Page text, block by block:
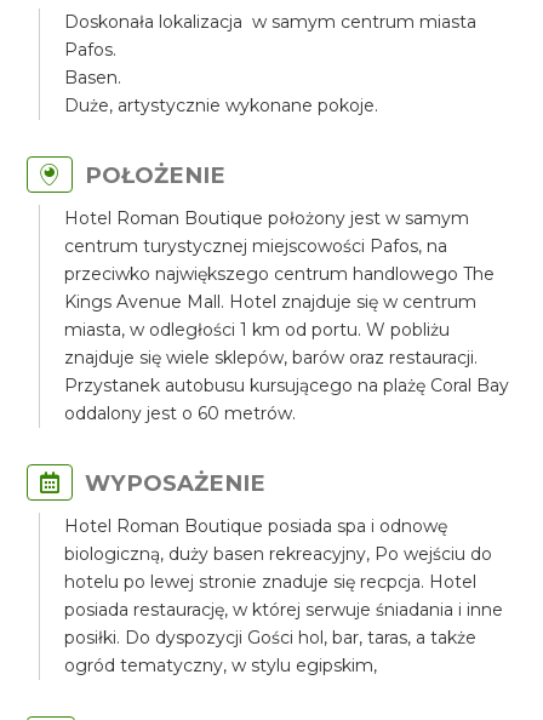
Doskonała lokalizacja w samym centrum miasta
Pafos.
Basen.
Duże, artystycznie wykonane pokoje.
POŁOŻENIE
Hotel Roman Boutique położony jest w samym
centrum turystycznej miejscowości Pafos, na
przeciwko największego centrum handlowego The
Kings Avenue Mall. Hotel znajduje się w centrum
miasta, w odległości 1 km od portu. W pobliżu
znajduje się wiele sklepów, barów oraz restauracji.
Przystanek autobusu kursującego na plażę Coral Bay
oddalony jest o 60 metrów.
WYPOSAŻENIE
Hotel Roman Boutique posiada spa i odnowę
biologiczną, duży basen rekreacyjny, Po wejściu do
hotelu po lewej stronie znaduje się recpcja. Hotel
posiada restaurację, w której serwuje śniadania i inne
posiłki. Do dyspozycji Gości hol, bar, taras, a także
ogród tematyczny, w stylu egipskim,